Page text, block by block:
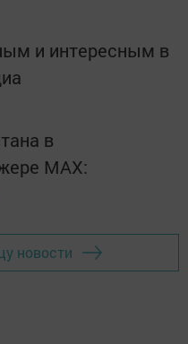
и интересным в
в
MАХ:
новости